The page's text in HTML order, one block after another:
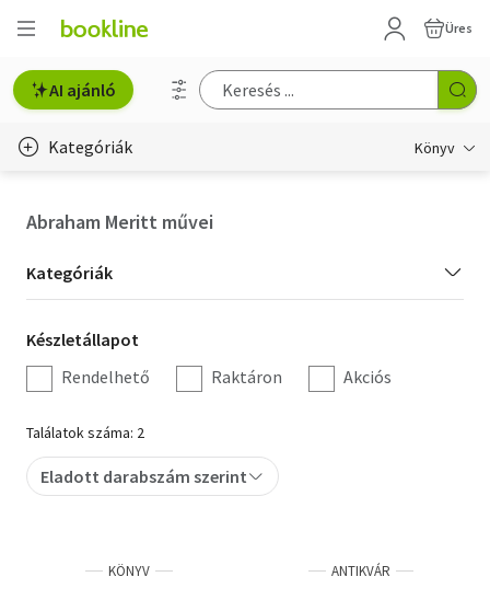
Üres
AI ajánló
Kategóriák Könyv
Hobbi, szabadidő
Irodalom
Művészet
Szakkönyv
Tankönyv, segédkönyv
Abraham Meritt művei
Kategória
szűrés
Kategóriák
Készletállapot
szűrés
Készletállapot
Rendelhető
Raktáron Akciós
Találatok száma: 2
Eladott darabszám szerint
KÖNYV ANTIKVÁR